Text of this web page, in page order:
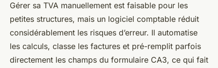
Gérer sa TVA manuellement est faisable pour les
petites structures, mais un logiciel comptable réduit
considérablement les risques d’erreur. Il automatise
les calculs, classe les factures et pré-remplit parfois
directement les champs du formulaire CA3, ce qui fait